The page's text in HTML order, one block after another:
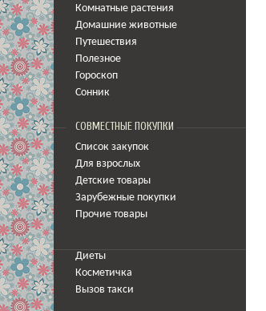
Комнатные растения
Домашние животные
Путешествия
Полезное
Гороскоп
Сонник
СОВМЕСТНЫЕ ПОКУПКИ
Список закупок
Для взрослых
Детские товары
Зарубежные покупки
Прочие товары
Диеты
Косметичка
Вызов такси